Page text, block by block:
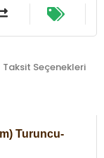
Taksit Seçenekleri
Turuncu-